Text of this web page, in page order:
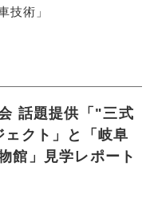
技術」
話題提供「"三式
クト」と「岐阜
館」見学レポート